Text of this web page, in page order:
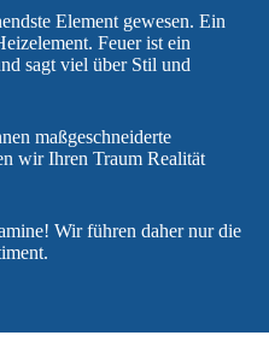
Element gewesen. Ein
Feuer ist ein
sagt viel über Stil und
maßgeschneiderte
wir Ihren Traum Realität
Wir führen daher nur die